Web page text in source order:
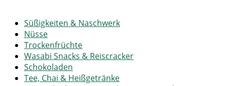
Süßigkeiten & Naschwerk
Nüsse
Trockenfrüchte
Wasabi Snacks & Reiscracker
Schokoladen
Tee, Chai & Heißgetränke